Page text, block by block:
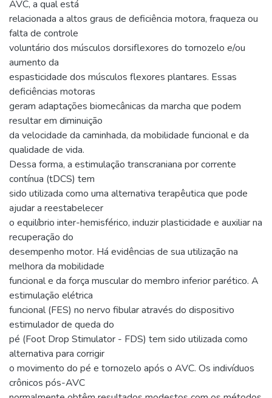
AVC, a qual está
relacionada a altos graus de deficiência motora, fraqueza ou
falta de controle
voluntário dos músculos dorsiflexores do tornozelo e/ou
aumento da
espasticidade dos músculos flexores plantares. Essas
deficiências motoras
geram adaptações biomecânicas da marcha que podem
resultar em diminuição
da velocidade da caminhada, da mobilidade funcional e da
qualidade de vida.
Dessa forma, a estimulação transcraniana por corrente
contínua (tDCS) tem
sido utilizada como uma alternativa terapêutica que pode
ajudar a reestabelecer
o equilíbrio inter-hemisférico, induzir plasticidade e auxiliar na
recuperação do
desempenho motor. Há evidências de sua utilização na
melhora da mobilidade
funcional e da força muscular do membro inferior parético. A
estimulação elétrica
funcional (FES) no nervo fibular através do dispositivo
estimulador de queda do
pé (Foot Drop Stimulator - FDS) tem sido utilizada como
alternativa para corrigir
o movimento do pé e tornozelo após o AVC. Os indivíduos
crônicos pós-AVC